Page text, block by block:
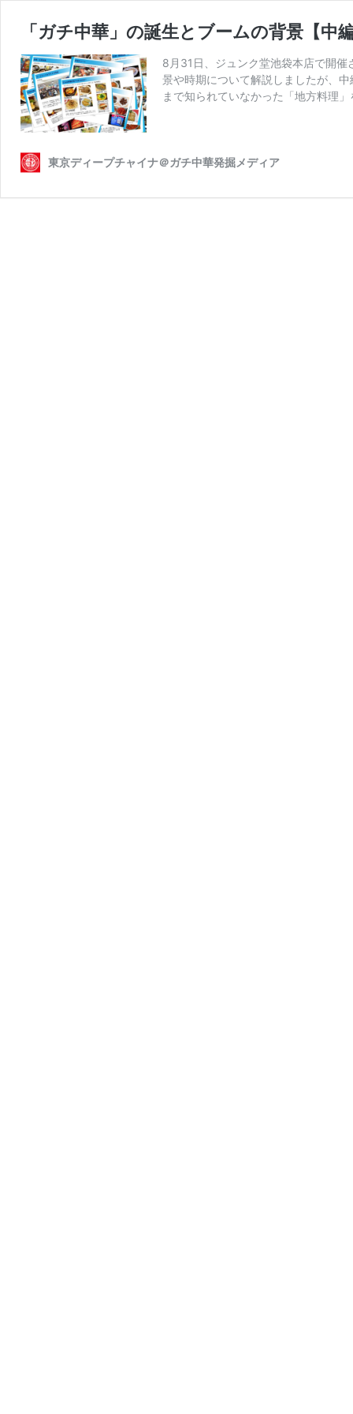
「ガチ中華」の誕生とブームの背景【中
8月31日、ジュンク堂池袋本店で開
景や時期について解説しましたが、
まで知られていなかった「地方料理
東京ディープチャイナ＠ガチ中華発掘メディア